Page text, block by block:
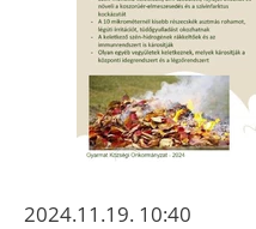
2024.11.19. 10:40